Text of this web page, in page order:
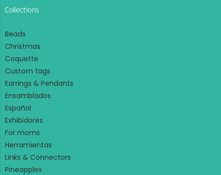
Collections
Beads
Christmas
Coquette
Custom tags
Earrings & Pendants
Ensamblados
Español
Exhibidores
For moms
Herramientas
Links & Connectors
Pineapples